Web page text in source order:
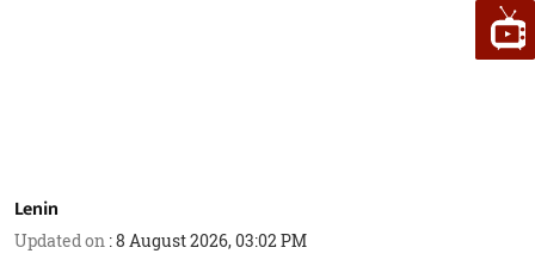
Lenin
Updated on :8 August 2026, 03:02 PM